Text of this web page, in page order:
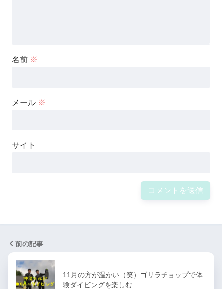
名前 ※
メール ※
サイト
前の記事
11月の方が温かい（笑）ゴリラチョップで体
験ダイビングを楽しむ